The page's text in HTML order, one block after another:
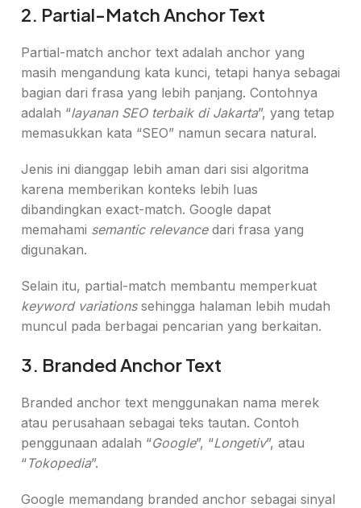
2. Partial-Match Anchor Text
Partial-match anchor text adalah anchor yang
masih mengandung kata kunci, tetapi hanya sebagai
bagian dari frasa yang lebih panjang. Contohnya
adalah “layanan SEO terbaik di Jakarta”, yang tetap
memasukkan kata “SEO” namun secara natural.
Jenis ini dianggap lebih aman dari sisi algoritma
karena memberikan konteks lebih luas
dibandingkan exact-match. Google dapat
memahami semantic relevancedari frasa yang
digunakan.
Selain itu, partial-match membantu memperkuat
keyword variationssehingga halaman lebih mudah
muncul pada berbagai pencarian yang berkaitan.
3. Branded Anchor Text
Branded anchor text menggunakan nama merek
atau perusahaan sebagai teks tautan. Contoh
penggunaan adalah “Google”, “Longetiv”, atau
“Tokopedia”.
Google memandang branded anchor sebagai sinyal